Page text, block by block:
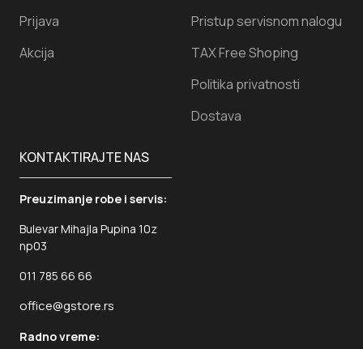
Pristup servisnom nalogu
TAX Free Shoping
Politika privatnosti
Dostava
KONTAKTIRAJTE NAS
Preuzimanje robe i servis:
Bulevar Mihajla Pupina 10z
np03
011 785 66 66
office@gstore.rs
Radno vreme:
Prijava
Akcija